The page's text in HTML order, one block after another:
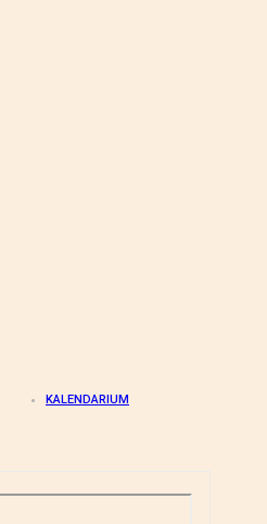
KALENDARIUM